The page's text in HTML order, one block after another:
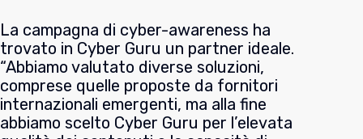
La campagna di cyber-awareness ha
trovato in Cyber Guru un partner ideale.
“Abbiamo valutato diverse soluzioni,
comprese quelle proposte da fornitori
internazionali emergenti, ma alla fine
abbiamo scelto Cyber Guru per l’elevata